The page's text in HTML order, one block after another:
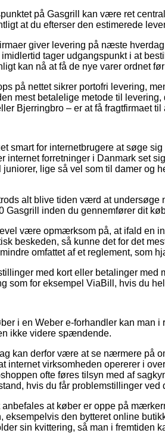
på Gasgrill kan være ret
at du efterser den estimerede
giver levering på næste
tager udgangspunkt i at
kan nå at få de nye varer ordnet
på nettet sikrer portofri levering,
mest betalelige metode til
Bjerringbro – er at få fragtfirmaet
smart for internetbrugere at søge
internet forretninger i Danmark set
juniorer, lige så vel som til damer og
alt blive tiden værd at
Gasgrill inden du gennemfører dit
være opmærksom på, at ifald en
beskeden, så kunne det for det
omfattet af et reglement, som
med kort eller betalinger
som for eksempel ViaBill, hvis du
i en Weber e-forhandler kan man
ikke videre spændende.
kan derfor være at se nærmere på
internet virksomheden opererer i
ofte føres tilsyn med af
hvis du får problemstillinger ved
anbefales at køber er oppe på
eksempelvis den bytteret online
sin kvittering, så man i fremtiden